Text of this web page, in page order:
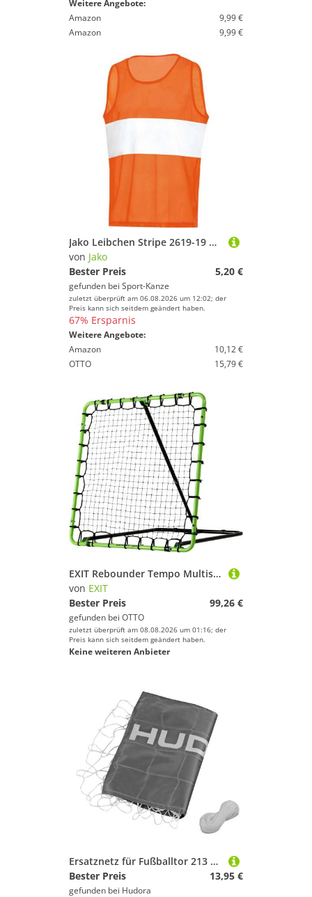
Weitere Angebote:
Amazon
9,99 €
Amazon
9,99 €
Jako Leibchen Stripe 2619-19 neonorange Gr. Junior
von Jako
Bester Preis
5,20 €
gefunden bei Sport-Kanze
zuletzt überprüft am 06.08.2026 um 12:02; der
Preis kann sich seitdem geändert haben.
67% Ersparnis
Weitere Angebote:
Amazon
10,12 €
OTTO
15,79 €
EXIT Rebounder Tempo Multisport
von EXIT
Bester Preis
99,26 €
gefunden bei OTTO
zuletzt überprüft am 08.08.2026 um 01:16; der
Preis kann sich seitdem geändert haben.
Keine weiteren Anbieter
Ersatznetz für Fußballtor 213 cm (75951)
Bester Preis
13,95 €
gefunden bei Hudora